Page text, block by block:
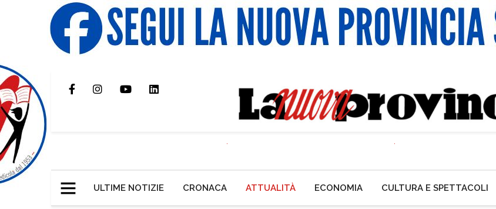
ULTIME NOTIZIE CRONACA ATTUALITÀ ECONOMIA CULTURA E SPETTACOLI